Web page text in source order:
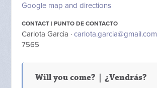
Google map and directions
CONTACT | PUNTO DE CONTACTO
Carlota Garcia ·carlota.garcia@gmail.com
7565
Will you come? | ¿Vendrás?